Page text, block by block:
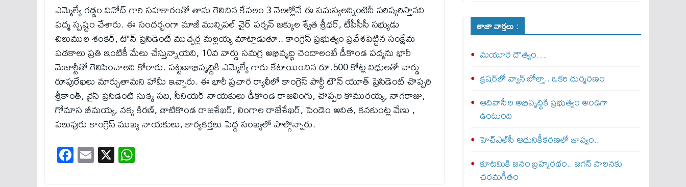
ఎమ్మెల్యే గడ్డం వినోద్ గారి సహకారంతో తాను గెలిచిన కేవలం 3 నెలల్లోనే ఈ సమస్యలన్నింటినీ పరిష్కరిస్తానని
పద్మ స్పష్టం చేశారు. ఈ సందర్భంగా మాజీ మున్సిపల్ చైర్ పర్సన్ జక్కుల శ్వేత శ్రీధర్, టీపీసీసీ సభ్యుడు
చిలుముల శంకర్, టౌన్ ప్రెసిడెంట్ ముచ్చర్ల మల్లయ్య మాట్లాడుతూ.. కాంగ్రెస్ ప్రభుత్వం ప్రవేశపెట్టిన సంక్షేమ
పథకాలు ప్రతి ఇంటికీ మేలు చేస్తున్నాయని, 10వ వార్డు సమగ్ర అభివృద్ధి చెందాలంటే డీకొండ పద్మను భారీ
మెజార్టీతో గెలిపించాలని కోరారు. పట్టణాభివృద్ధికి ఎమ్మెల్యే గారు కేటాయించిన రూ.500 కోట్ల నిధులతో వార్డు
రూపురేఖలు మార్చుతామని హామీ ఇచ్చారు. ఈ భారీ ప్రచార ర్యాలీలో కాంగ్రెస్ పార్టీ టౌన్ యూత్ ప్రెసిడెంట్ చొప్పరి
శ్రీకాంత్, వైస్ ప్రెసిడెంట్ సుక్క సది, సీనియర్ నాయకులు డీకొండ రాజలింగు, చొప్పరి కొమురయ్య, నాగరాజు,
గోమాస బీమయ్య, నక్క కిరణ్, తాటికొండ రాజశేఖర్, లింగాల రాజేశేఖర్, పెండెం అనిత, కనకుంట్ల వేణు ,
పలువురు కాంగ్రెస్ ముఖ్య నాయకులు, కార్యకర్తలు పెద్ద సంఖ్యలో పాల్గొన్నారు.
Fa
ce
E
m
X
తాజా వార్తలు :
మయూర దౌత్యం…
క్రషర్‌లో వ్యాన్ బోల్తా.. ఒకరి దుర్మరణం
ఆదివాసీల అభివృద్ధికి ప్రభుత్వం అండగా
ఉంటుంది
హెచ్‌ఎల్‌సీ ఆధునికీకరణలో జాప్యం..
కూటమికి జనం బ్రహ్మరథం.. జగన్‌ పాలనకు
చరమగీతం